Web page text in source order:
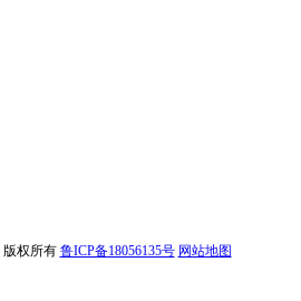
版权所有 鲁ICP备18056135号 网站地图